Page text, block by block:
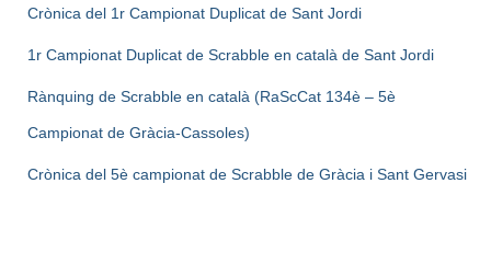
Crònica del 1r Campionat Duplicat de Sant Jordi
1r Campionat Duplicat de Scrabble en català de Sant Jordi
Rànquing de Scrabble en català (RaScCat 134è – 5è
Campionat de Gràcia-Cassoles)
Crònica del 5è campionat de Scrabble de Gràcia i Sant Gervasi